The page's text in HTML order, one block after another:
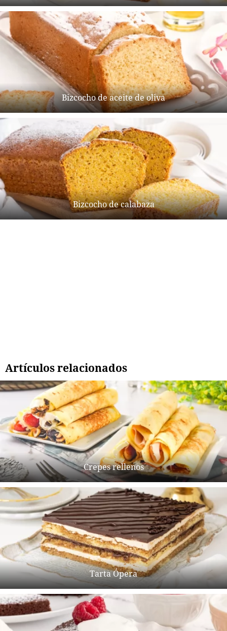
Bizcocho de aceite de oliva
Bizcocho de calabaza
Artículos relacionados
Crepes rellenos
Tarta Ópera